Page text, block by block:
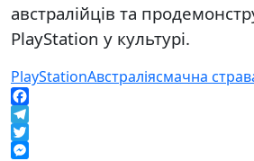
австралійців та
PlayStation у культурі.
PlayStationАвстраліясмачна
Facebook
Telegram
Twitter